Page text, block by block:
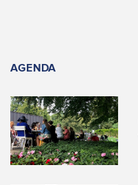
AGENDA